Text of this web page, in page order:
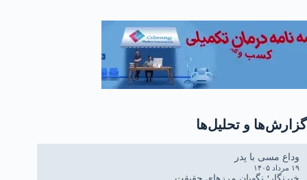
گزارش‌ها و تحلیل‌ها
وداع مسی با پدر
۱۹ مرداد ۱۴۰۵
خبرنگار؛ نگهبانِ مرزهای حقیقت